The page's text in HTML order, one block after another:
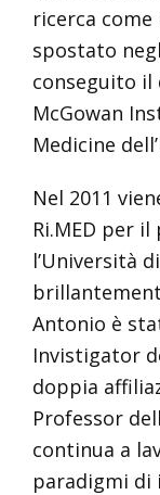
ricerca
spostato
conseguito
McGowan
Medicine
Nel 2011
Ri.MED per
l’Università
Antonio è
Invistigator
doppia
Professor
continua a
paradigmi di